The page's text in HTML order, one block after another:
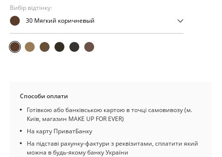
Вибір відтінку:
30 Мягкий коричневый
Способи оплати
Готівкою або банківською картою в точці самовивозу (м.
Київ, магазин MAKE UP FOR EVER)
На карту ПриватБанку
На підставі рахунку-фактури з реквізитами, сплатити який
можна в будь-якому банку України